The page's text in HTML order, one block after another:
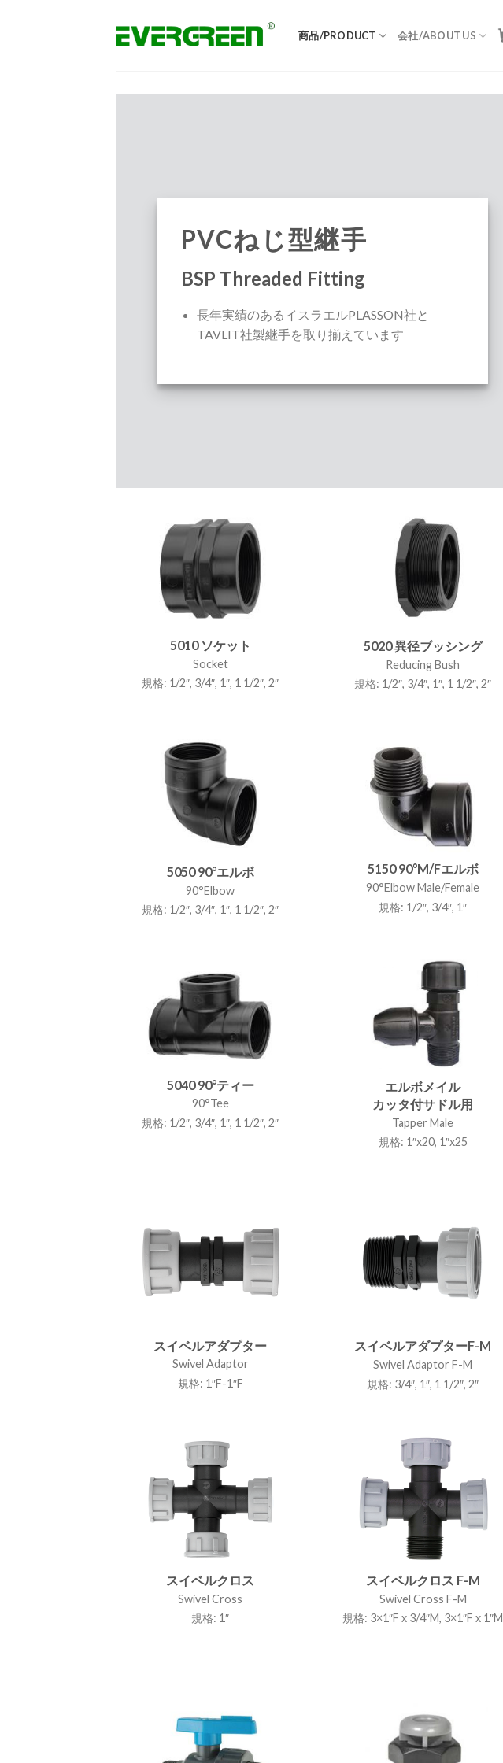
商品/PRODUCT 会社/ABOUT US
PVCねじ型継手
BSP Threaded Fitting
長年実績のあるイスラエルPLASSON社と
TAVLIT社製継手を取り揃えています
5010 ソケット
Socket
規格: 1/2″, 3/4″, 1″, 1 1/2″, 2″
5020 異径ブッシング
Reducing Bush
規格: 1/2″, 3/4″, 1″, 1 1/2″, 2″
5050 90°エルボ
90°Elbow
規格: 1/2″, 3/4″, 1″, 1 1/2″, 2″
5150 90°M/Fエルボ
90°Elbow Male/Female
規格: 1/2″, 3/4″, 1″
5040 90°ティー
90°Tee
規格: 1/2″, 3/4″, 1″, 1 1/2″, 2″
エルボメイル
カッタ付サドル用
Tapper Male
規格: 1″x20, 1″x25
スイベルアダプター
Swivel Adaptor
規格: 1″F-1″F
スイベルアダプターF-M
Swivel Adaptor F-M
規格: 3/4″, 1″, 1 1/2″, 2″
スイベルクロス
Swivel Cross
規格: 1″
スイベルクロス F-M
Swivel Cross F-M
規格: 3×1″F x 3/4″M, 3×1″F x 1″M